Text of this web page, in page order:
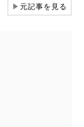
▶元記事を見る